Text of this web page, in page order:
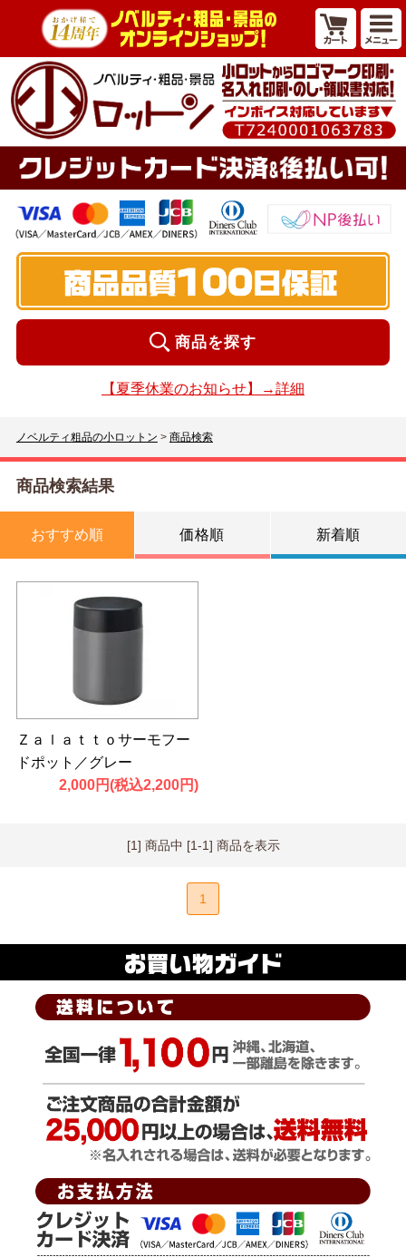
商品を探す
【夏季休業のお知らせ】→詳細
ノベルティ粗品の小ロットン > 商品検索
商品検索結果
おすすめ順 価格順 新着順
Ｚａｌａｔｔｏサーモフー
ドポット／グレー
2,000円(税込2,200円)
[1] 商品中 [1-1] 商品を表示
1